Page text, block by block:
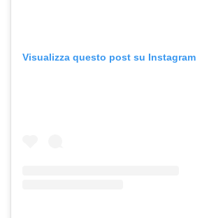
Visualizza questo post su Instagram